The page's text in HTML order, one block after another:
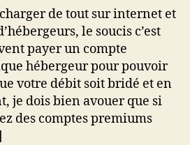
Multi-
Debrid.com,
pour
débrider
vos
liens
de
divers
de tout sur internet et
le soucis c’est
payer un compte
hébergeur pour pouvoir
votre débit soit bridé et en
je dois bien avouer que si
des comptes premiums